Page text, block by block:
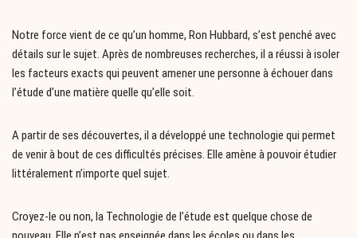
Notre force vient de ce qu’un homme, Ron Hubbard, s’est penché avec
détails sur le sujet. Après de nombreuses recherches, il a réussi à isoler
les facteurs exacts qui peuvent amener une personne à échouer dans
l’étude d’une matière quelle qu’elle soit.
A partir de ses découvertes, il a développé une technologie qui permet
de venir à bout de ces difficultés précises. Elle amène à pouvoir étudier
littéralement n’importe quel sujet.
Croyez-le ou non, la Technologie de l’étude est quelque chose de